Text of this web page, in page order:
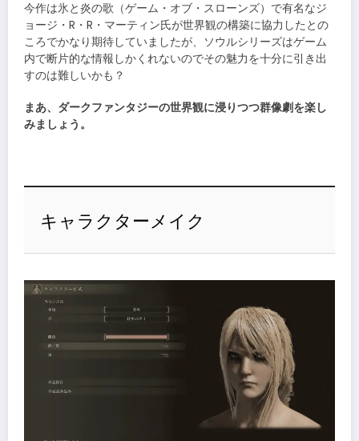
今作は氷と炎の歌（ゲーム・オブ・スローンズ）で有名なジ
ョージ・R・R・マーティン氏が世界観の構築に協力したとの
ころでかなり期待していましたが、ソウルシリーズはゲーム
内で断片的な情報しかくれないのでその魅力を十分に引き出
すのは難しいかも？
まあ、ダークファンタジーの世界観に浸りつつ群像劇を楽し
みましょう。
キャラクターメイク